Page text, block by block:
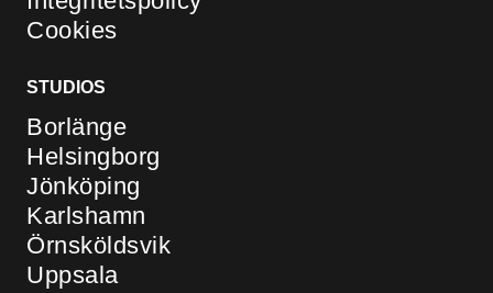
Cookies
STUDIOS
Borlänge
Helsingborg
Jönköping
Karlshamn
Örnsköldsvik
Uppsala